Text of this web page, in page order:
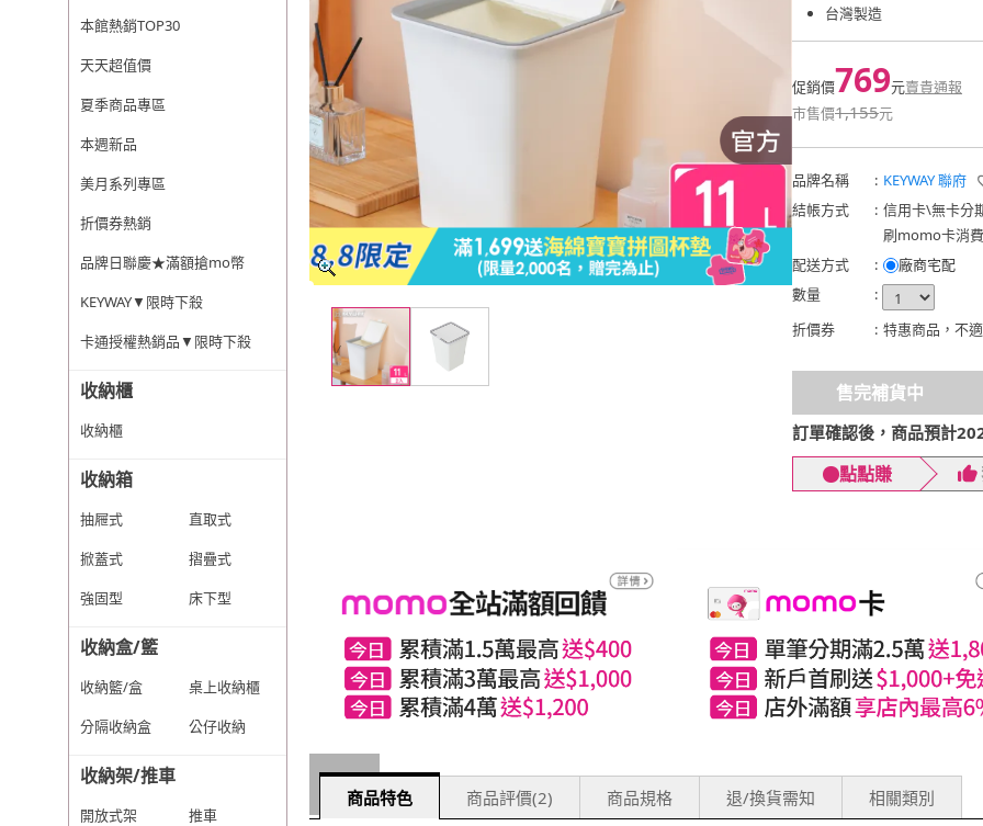
本館熱銷TOP30
天天超值價
夏季商品專區
本週新品
美月系列專區
折價券熱銷
品牌日聯慶★滿額搶mo幣
KEYWAY▼限時下殺
卡通授權熱銷品▼限時下殺
收納櫃
收納櫃
收納箱
抽屜式
直取式
掀蓋式
摺疊式
強固型
床下型
收納盒/籃
收納籃/盒
桌上收納櫃
分隔收納盒
公仔收納
收納架/推車
開放式架
推車
台灣製造
促銷價769元賣貴通報
市售價1,155元
品牌名稱 : KEYWAY 聯府
結帳方式
: 信用卡\無卡分
刷momo卡消
配送方式
:
廠商宅配
數量
:
折價券
: 特惠商品，不
售完補貨中
訂單確認後，商品預計
點點賺
商品特色 商品評價(2) 商品規格 退/換貨需知 相關類別